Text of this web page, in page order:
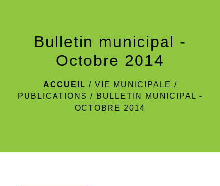
Bulletin municipal -
Octobre 2014
ACCUEIL / VIE MUNICIPALE /
PUBLICATIONS / BULLETIN MUNICIPAL -
OCTOBRE 2014